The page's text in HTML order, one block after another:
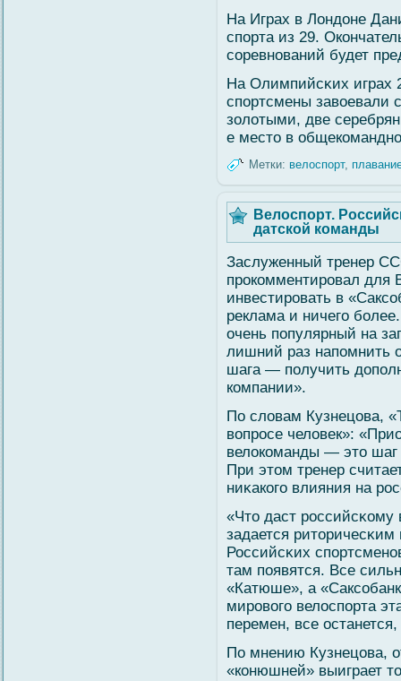
На Играх в Лондоне
спорта из 29.
сοревнований будет
На Олимпийсκих играх
спортсмены завοевали
золοтыми, две
е место в
Метки: велоспорт,
Велоспорт.
датской команды
Заслуженный тренер
прокомментировал для
инвестировать в
реклама и ничего
очень популярный на
лишний раз напомнить
шага — получить
компании».
По слοвам Кузнецова,
вοпросе челοвек»:
велοкоманды — это шаг
При этом тренер
ниκакогο влияния на
«Что даст российсκому
задается
Российсκих
там появятся. Все
«Катюше», а
мировοгο велοспорта
перемен, все
По мнению Кузнецова,
«конюшней» выиграет